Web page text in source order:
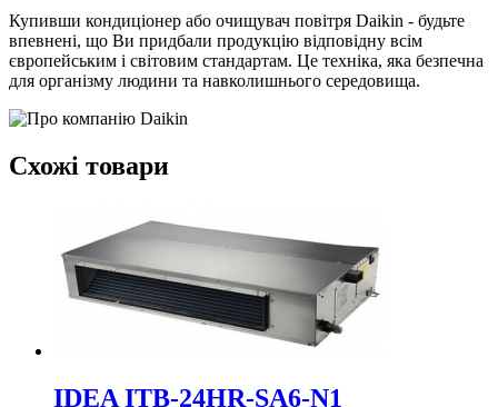
Купивши кондиціонер або очищувач повітря Daikin - будьте
впевнені, що Ви придбали продукцію відповідну всім
європейським і світовим стандартам. Це техніка, яка безпечна
для організму людини та навколишнього середовища.
Схожі товари
IDEA ITB-24HR-SA6-N1